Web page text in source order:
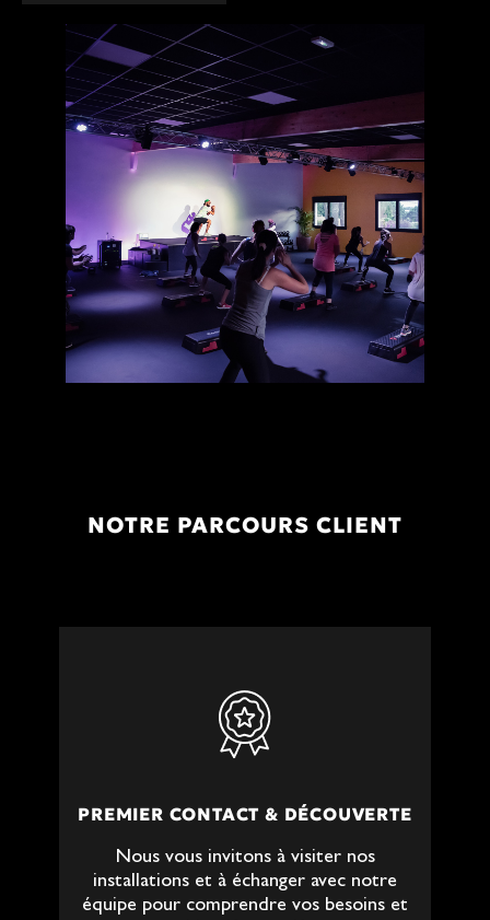
NOTRE PARCOURS CLIENT
PREMIER CONTACT & DÉCOUVERTE
Nous vous invitons à visiter nos
installations et à échanger avec notre
équipe pour comprendre vos besoins et